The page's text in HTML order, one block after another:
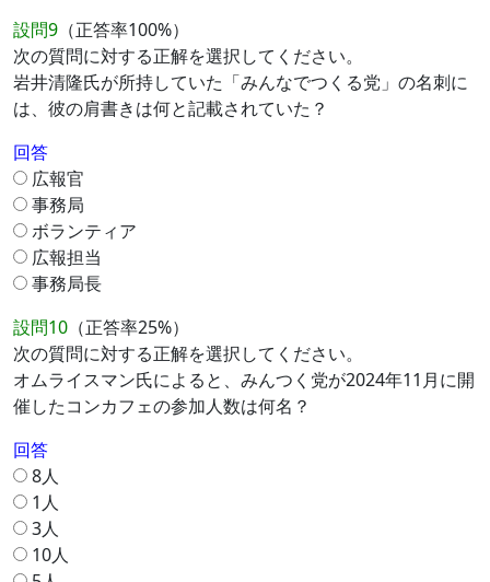
設問9 （正答率100%）
次の質問に対する正解を選択してください。
岩井清隆氏が所持していた「みんなでつくる党」の名刺に
は、彼の肩書きは何と記載されていた？
回答
広報官
事務局
ボランティア
広報担当
事務局長
設問10 （正答率25%）
次の質問に対する正解を選択してください。
オムライスマン氏によると、みんつく党が2024年11月に開
催したコンカフェの参加人数は何名？
回答
8人
1人
3人
10人